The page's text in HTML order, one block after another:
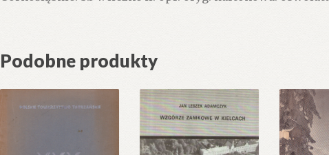
Podobne produkty